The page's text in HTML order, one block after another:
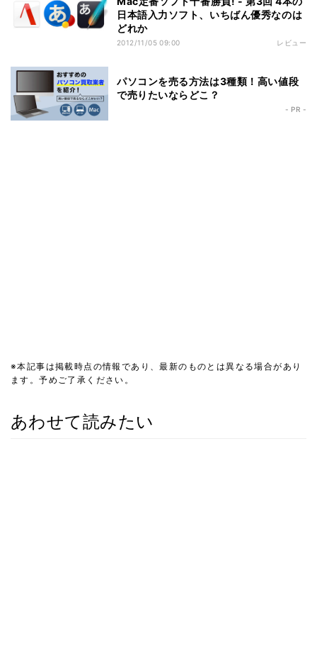
日本語入力ソフト、いちばん優秀なのは
どれか
2012/11/05 09:00 レビュー
パソコンを売る方法は3種類！高い値段
で売りたいならどこ？
- PR -
※本記事は掲載時点の情報であり、最新のものとは異なる場合があり
ます。予めご了承ください。
あわせて読みたい